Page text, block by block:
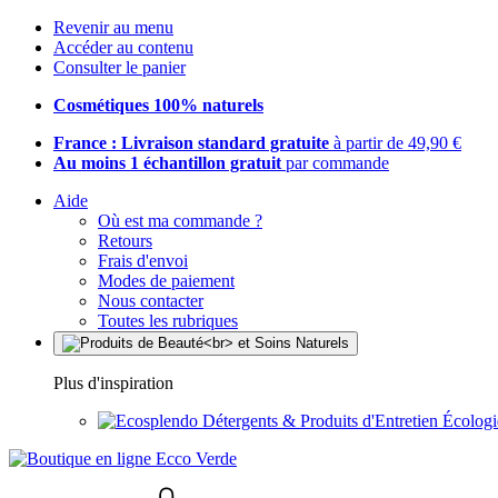
Revenir au menu
Accéder au contenu
Consulter le panier
Cosmétiques 100% naturels
France : Livraison standard gratuite à partir de 49,90 €
Au moins 1 échantillon gratuit par commande
Aide
Où est ma commande ?
Retours
Frais d'envoi
Modes de paiement
Nous contacter
Toutes les rubriques
Plus d'inspiration
Détergents & Produits d'Entretien